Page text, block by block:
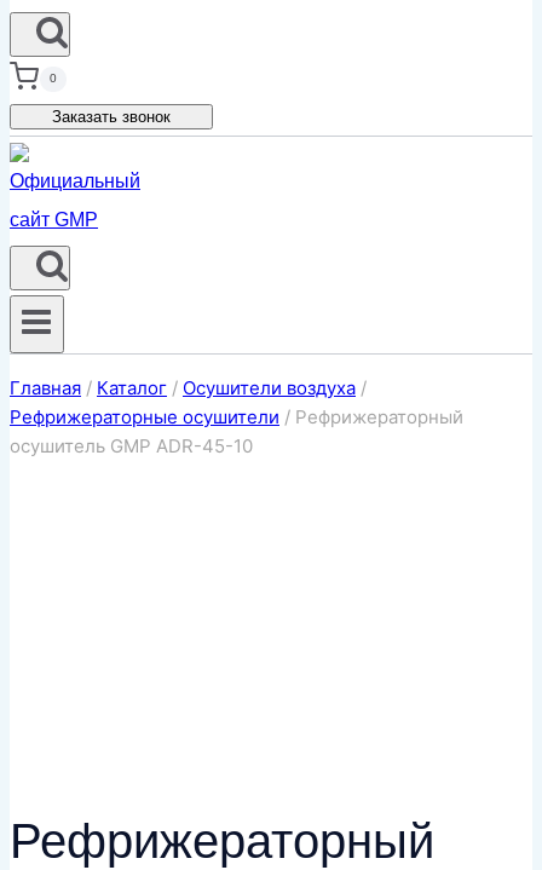
0
Заказать звонок
Главная / Каталог / Осушители воздуха /
Рефрижераторные осушители / Рефрижераторный
осушитель GMP ADR-45-10
Рефрижераторный